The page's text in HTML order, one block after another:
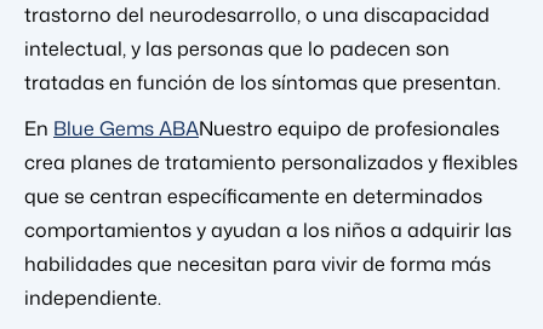
trastorno del neurodesarrollo, o una discapacidad
intelectual, y las personas que lo padecen son
tratadas en función de los síntomas que presentan.
En Blue Gems ABANuestro equipo de profesionales
crea planes de tratamiento personalizados y flexibles
que se centran específicamente en determinados
comportamientos y ayudan a los niños a adquirir las
habilidades que necesitan para vivir de forma más
independiente.